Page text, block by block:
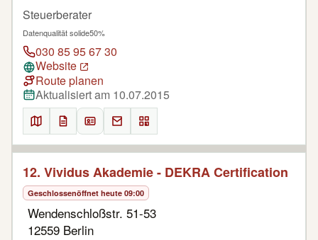
Steuerberater
Datenqualität solide50%
030 85 95 67 30
Website
Route planen
Aktualisiert am 10.07.2015
12. Vividus Akademie - DEKRA Certification
Geschlossenöffnet heute 09:00
Wendenschloßstr. 51-53
12559 Berlin